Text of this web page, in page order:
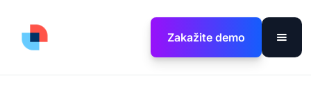
Zakažite demo